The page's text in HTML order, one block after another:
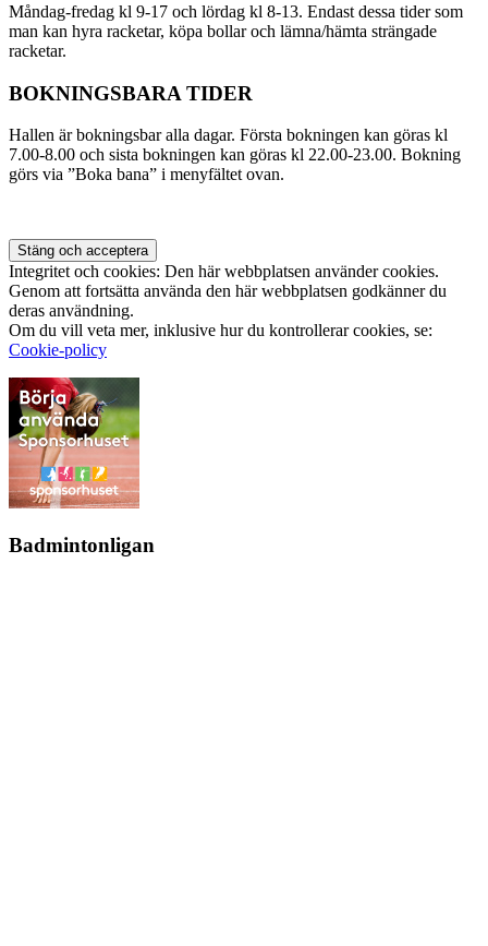
Måndag-fredag kl 9-17 och lördag kl 8-13. Endast dessa tider som
man kan hyra racketar, köpa bollar och lämna/hämta strängade
racketar.
BOKNINGSBARA TIDER
Hallen är bokningsbar alla dagar. Första bokningen kan göras kl
7.00-8.00 och sista bokningen kan göras kl 22.00-23.00. Bokning
görs via ”Boka bana” i menyfältet ovan.
Integritet och cookies: Den här webbplatsen använder cookies.
Genom att fortsätta använda den här webbplatsen godkänner du
deras användning.
Om du vill veta mer, inklusive hur du kontrollerar cookies, se:
Cookie-policy
Badmintonligan